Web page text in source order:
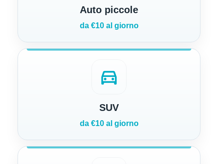
Auto piccole
da €10 al giorno
directions_car
SUV
da €10 al giorno